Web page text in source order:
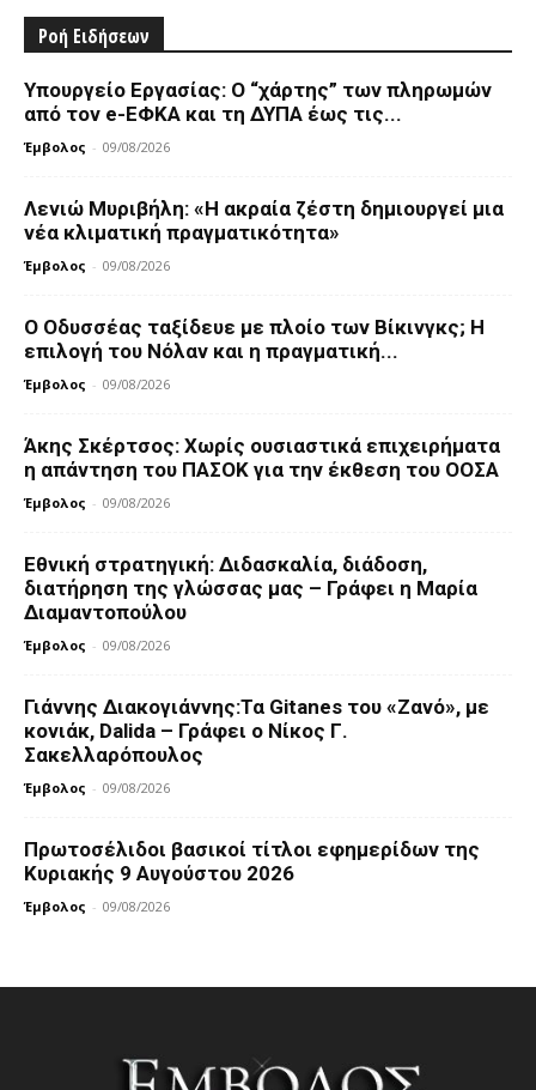
Ροή Ειδήσεων
Υπουργείο Εργασίας: Ο “χάρτης” των πληρωμών
από τον e-ΕΦΚΑ και τη ΔΥΠΑ έως τις...
Έμβολος - 09/08/2026
Λενιώ Μυριβήλη: «Η ακραία ζέστη δημιουργεί μια
νέα κλιματική πραγματικότητα»
Έμβολος - 09/08/2026
Ο Οδυσσέας ταξίδευε με πλοίο των Βίκινγκς; Η
επιλογή του Νόλαν και η πραγματική...
Έμβολος - 09/08/2026
Άκης Σκέρτσος: Χωρίς ουσιαστικά επιχειρήματα
η απάντηση του ΠΑΣΟΚ για την έκθεση του ΟΟΣΑ
Έμβολος - 09/08/2026
Εθνική στρατηγική: Διδασκαλία, διάδοση,
διατήρηση της γλώσσας μας – Γράφει η Μαρία
Διαμαντοπούλου
Έμβολος - 09/08/2026
Γιάννης Διακογιάννης:Τα Gitanes του «Ζανό», με
κονιάκ, Dalida – Γράφει ο Νίκος Γ.
Σακελλαρόπουλος
Έμβολος - 09/08/2026
Πρωτοσέλιδοι βασικοί τίτλοι εφημερίδων της
Κυριακής 9 Αυγούστου 2026
Έμβολος - 09/08/2026